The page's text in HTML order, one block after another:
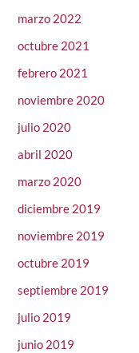
marzo 2022
octubre 2021
febrero 2021
noviembre 2020
julio 2020
abril 2020
marzo 2020
diciembre 2019
noviembre 2019
octubre 2019
septiembre 2019
julio 2019
junio 2019